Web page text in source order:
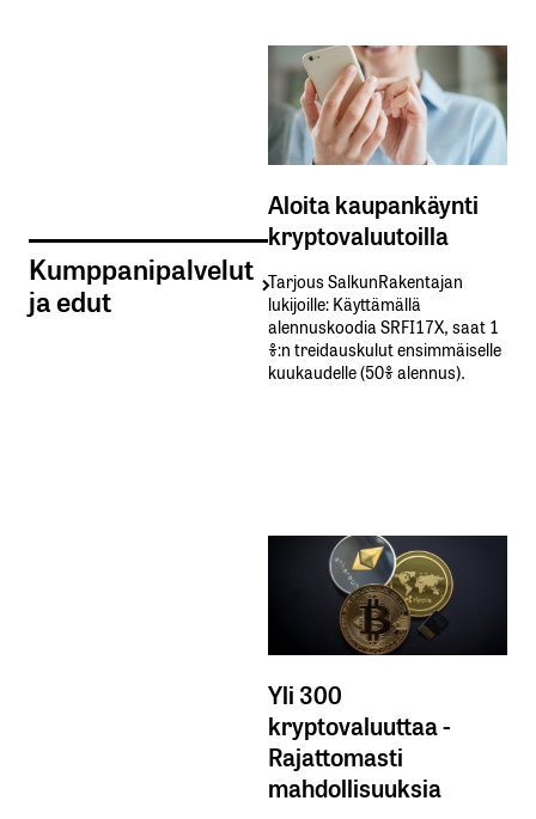
Kumppanipalvelut
ja edut
Aloita kaupankäynti
kryptovaluutoilla
Tarjous SalkunRakentajan
lukijoille: Käyttämällä​ ​
alennuskoodia​ ​SRFI17X,​ ​saat​ ​1
%:n treidauskulut​ ​ensimmäiselle​ ​
kuukaudelle​ ​(50%​ ​alennus).
Yli 300
kryptovaluuttaa -
Rajattomasti
mahdollisuuksia